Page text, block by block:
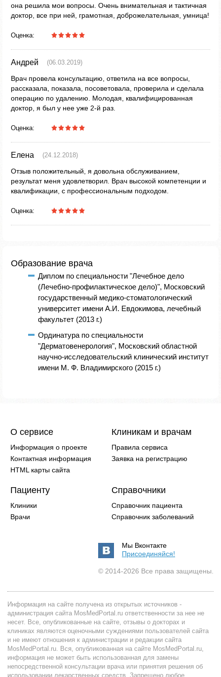
она решила мои вопросы. Очень внимательная и тактичная
доктор, все при ней, грамотная, доброжелательная, умница!
Оценка:
Андрей (06.03.2019)
Врач провела консультацию, ответила на все вопросы,
рассказала, показала, посоветовала, проверила и сделала
операцию по удалению. Молодая, квалифицированная
доктор, я был у нее уже 2-й раз.
Оценка:
Елена (24.12.2018)
Отзыв положительный, я довольна обслуживанием,
результат меня удовлетворил. Врач высокой компетенции и
квалификации, с профессиональным подходом.
Оценка:
Образование врача
Диплом по специальности "Лечебное дело
(Лечебно-профилактическое дело)", Московский
государственный медико-стоматологический
университет имени А.И. Евдокимова, лечебный
факультет (2013 г.)
Ординатура по специальности
"Дерматовенерология", Московский областной
научно-исследовательский клинический институт
имени М. Ф. Владимирского (2015 г.)
О сервисе
Информация о проекте
Контактная информация
HTML карты сайта
Клиникам и врачам
Правила сервиса
Заявка на регистрацию
Пациенту
Клиники
Врачи
Справочники
Справочник пациента
Справочник заболеваний
Мы Вконтакте
Присоединяйся!
© 2014-2026 Все права защищены.
Информация на сайте получена из открытых источников -
администрация сайта MosMedPortal.ru ответственности за нее не
несет. Все, опубликованные на сайте, отзывы о докторах и
клиниках являются оценочными суждениями пользователей сайта
и не имеют отношения к администрации и редакции сайта
MosMedPortal.ru. Вся, опубликованная на сайте MosMedPortal.ru,
информация не может быть использованная для замены
непосредственной консультации врача или принятия решения об
использовании лекарственных средств. Запрещено любое